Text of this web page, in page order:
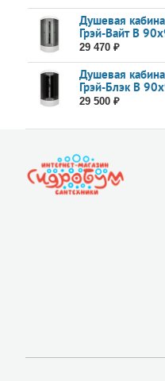
Душевая
Грэй-Вайт В
29 470 ₽
Душевая
Грэй-Блэк В
29 500 ₽